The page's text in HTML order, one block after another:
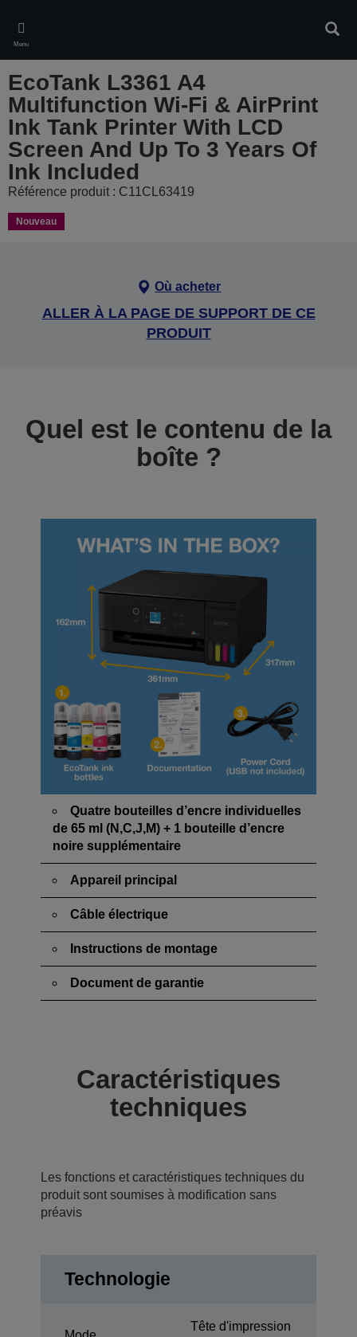
main
content
Menu
EcoTank L3361 A4
Multifunction Wi-Fi & AirPrint
Ink Tank Printer With LCD
Screen And Up To 3 Years Of
Ink Included
Référence produit : C11CL63419
Nouveau
Où acheter
ALLER À LA PAGE DE SUPPORT DE CE
PRODUIT
Quel est le contenu de la
boîte ?
Quatre bouteilles d’encre individuelles
de 65 ml (N,C,J,M) + 1 bouteille d’encre
noire supplémentaire
Appareil principal
Câble électrique
Instructions de montage
Document de garantie
Caractéristiques
techniques
Les fonctions et caractéristiques techniques du
produit sont soumises à modification sans
préavis
Technologie
Tête d'impression